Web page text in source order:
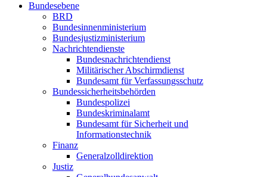
Bundesebene
BRD
Bundesinnenministerium
Bundesjustizministerium
Nachrichtendienste
Bundesnachrichtendienst
Militärischer Abschirmdienst
Bundesamt für Verfassungsschutz
Bundessicherheitsbehörden
Bundespolizei
Bundeskriminalamt
Bundesamt für Sicherheit und
Informationstechnik
Finanz
Generalzolldirektion
Justiz